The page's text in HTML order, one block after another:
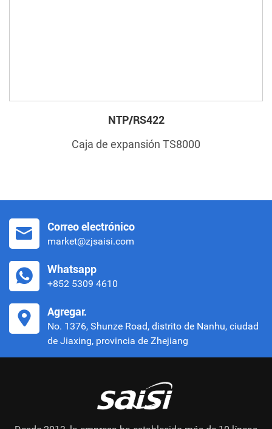
NTP/RS422
Caja de expansión TS8000
Correo electrónico
market@zjsaisi.com
Whatsapp
+852 5309 4610
Agregar.
No. 1376, Shunze Road, distrito de Nanhu, ciudad
de Jiaxing, provincia de Zhejiang